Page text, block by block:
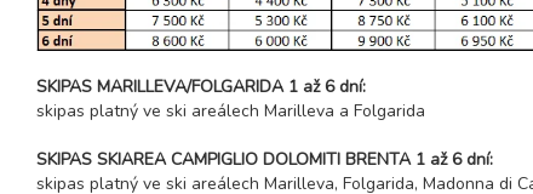
SKIPAS MARILLEVA/FOLGARIDA 1 až 6 dní:
skipas platný ve ski areálech Marilleva a Folgarida
SKIPAS SKIAREA CAMPIGLIO DOLOMITI BRENTA 1 až 6 dní:
skipas platný ve ski areálech Marilleva, Folgarida, Madonna di